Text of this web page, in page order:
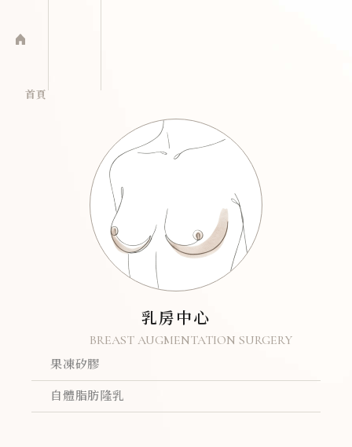
首頁
乳房中心
BREAST AUGMENTATION SURGERY
果凍矽膠
自體脂肪隆乳